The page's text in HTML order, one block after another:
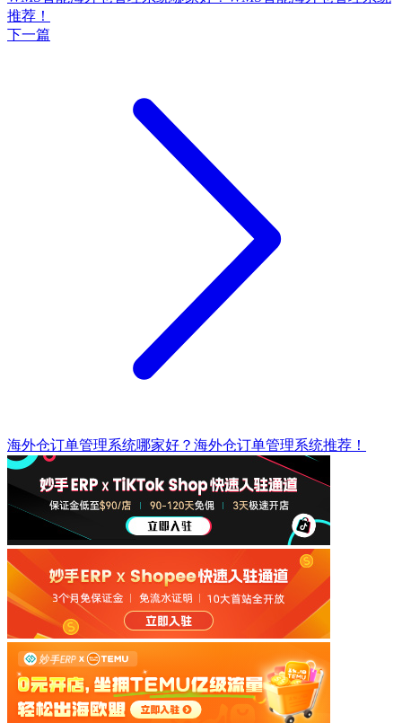
推荐！
下一篇
海外仓订单管理系统哪家好？海外仓订单管理系统推荐！